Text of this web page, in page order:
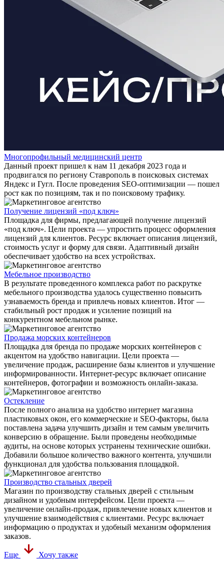
Многопрофильный медицинский центр
Данный проект пришел к нам 11 декабря 2023 года и
продвигался по региону Ставрополь в поисковых системах
Яндекс и Гугл. После проведения SEO-оптимизации — пошел
рост как по позициям, так и по поисковому трафику.
Получение лицензий «под ключ»
Площадка для фирмы, предлагающей получение лицензий
«под ключ». Цели проекта — упростить процесс оформления
лицензий для клиентов. Ресурс включает описания лицензий,
стоимость услуг и форму для связи. Адаптивный дизайн
обеспечивает удобство на всех устройствах.
Мебельное производство
В результате проведенного комплекса работ по раскрутке
мебельного производства удалось существенно повысить
узнаваемость бренда и привлечь новых клиентов. Итог —
стабильный рост продаж и усиление позиций на
конкурентном мебельном рынке.
Продажа морских контейнеров
Площадка для бренда по продаже морских контейнеров с
акцентом на удобство навигации. Цели проекта —
увеличение продаж, расширение базы клиентов и улучшение
информированности. Интернет-ресурс включает описание
контейнеров, фотографии и возможность онлайн-заказа.
Остекление
После полного анализа на удобство интернет магазина
пластиковых окон, его коммерческие и SEO-факторы, была
поставлена задача улучшить дизайн и тем самым увеличить
конверсию в обращение. Были проведены необходимые
аудиты, на основе которых устранены технические ошибки.
Добавили большое количество важного контента, улучшили
функционал для удобства пользования площадкой.
Производство стальных дверей
Магазин по производству стальных дверей с стильным
дизайном и удобным интерфейсом. Цели проекта —
увеличение онлайн-продаж, привлечение новых клиентов и
улучшение взаимодействия с клиентами. Ресурс включает
информацию о продуктах и удобный механизм оформления
заказов.
Еще Хочу также